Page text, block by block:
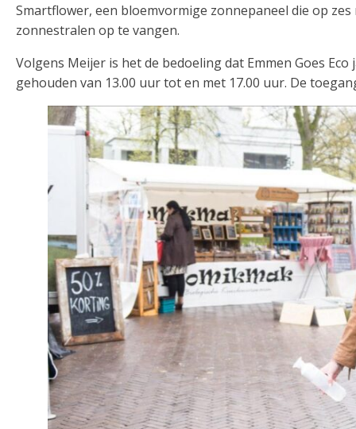
Smartflower, een bloemvormige zonnepaneel die op
zonnestralen op te vangen.
Volgens Meijer is het de bedoeling dat Emmen Goes
gehouden van 13.00 uur tot en met 17.00 uur. De